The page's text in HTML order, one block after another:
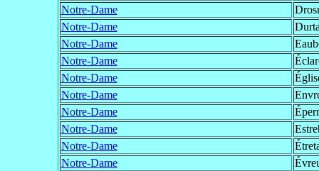
Notre-Dame
Notre-Dame
Notre-Dame
Notre-Dame
Notre-Dame
Notre-Dame
Notre-Dame
Notre-Dame
Notre-Dame
Notre-Dame